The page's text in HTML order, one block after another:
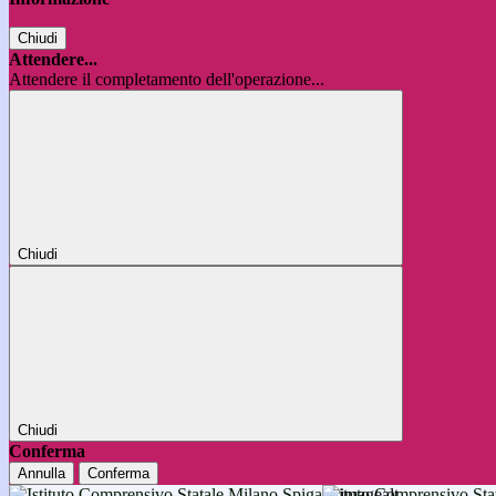
Chiudi
Attendere...
Attendere il completamento dell'operazione...
Chiudi
Chiudi
Conferma
Annulla Conferma